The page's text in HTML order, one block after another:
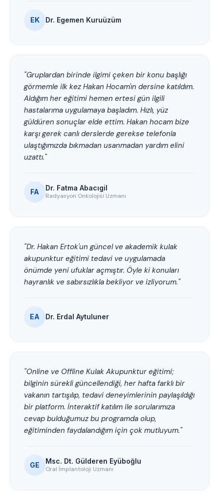
EK Dr. Egemen Kuruüzüm
"Gruplardan birinde ilgimi çeken bir konu başlığı
görmemle ilk kez Hakan Hocam'ın dersine katıldım.
Aldığım her eğitimi hemen ertesi gün ilgili
hastalarıma uygulamaya başladım. Hızlı, yüz
güldüren sonuçlar elde ettim. Hakan hocam bize
karşı gerek canlı derslerde gerekse telefonla
ulaştığımızda bıkmadan usanmadan yardım elini
uzattı."
FA Dr. Fatma Abacıgil
Radyasyon Onkolojisi Uzmanı
"Dr. Hakan Ertok'un güncel ve akademik kulak
akupunktur eğitimi tedavi ve uygulamada
önümde yeni ufuklar açmıştır. Öyle ki konuları
hayranlık ve sabırsızlıkla bekliyor ve izliyorum."
EA Dr. Erdal Aytuluner
"Online ve Offline Kulak Akupunktur eğitimi;
bilginin sürekli güncellendiği, her hafta farklı bir
vakanın tartışılıp, tedavi deneyimlerinin paylaşıldığı
bir platform. İnteraktif katılım ile sorularımıza
cevap bulduğumuz bu programda olup,
eğitiminden faydalandığım için çok mutluyum."
GE Msc. Dt. Gülderen Eyüboğlu
Oral İmplantoloji Uzmanı